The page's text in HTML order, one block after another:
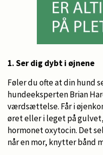
1. Ser dig dybt i øjnene
Føler du ofte at din hund
hundeeksperten Brian
værdsættelse. Får i
øret eller i leget på
hormonet oxytocin. Det
når en mor, knytter bånd